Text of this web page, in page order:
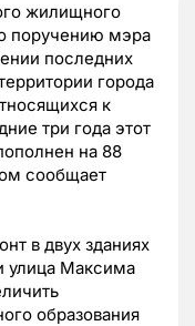
жилищного
поручению мэра
последних
города
к
три года этот
на 88
сообщает
в двух зданиях
улица Максима
образования